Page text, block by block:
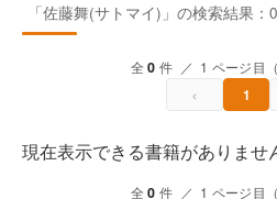
「佐藤舞(サトマイ)」の検索結果：
全0 件 ／ 1 ページ目（
‹ 1
現在表示できる書籍がありませ
全0 件 ／ 1 ページ目（